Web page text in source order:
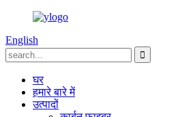
English
घर
हमारे बारे में
उत्पादों